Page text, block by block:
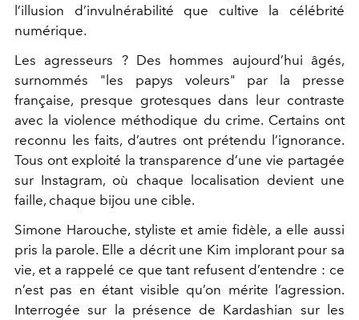
l’illusion d’invulnérabilité que cultive la célébrité
numérique.
Les agresseurs ? Des hommes aujourd’hui âgés,
surnommés "les papys voleurs" par la presse
française, presque grotesques dans leur contraste
avec la violence méthodique du crime. Certains ont
reconnu les faits, d’autres ont prétendu l’ignorance.
Tous ont exploité la transparence d’une vie partagée
sur Instagram, où chaque localisation devient une
faille, chaque bijou une cible.
Simone Harouche, styliste et amie fidèle, a elle aussi
pris la parole. Elle a décrit une Kim implorant pour sa
vie, et a rappelé ce que tant refusent d’entendre : ce
n’est pas en étant visible qu’on mérite l’agression.
Interrogée sur la présence de Kardashian sur les